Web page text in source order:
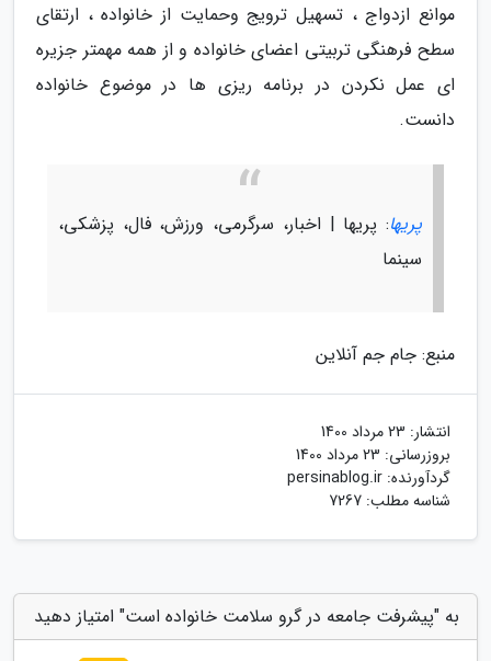
موانع ازدواج ، تسهیل ترویج وحمایت از خانواده ، ارتقای
سطح فرهنگی تربیتی اعضای خانواده و از همه مهمتر جزیره
ای عمل نکردن در برنامه ریزی ها در موضوع خانواده
دانست.
پریها: پریها | اخبار، سرگرمی، ورزش، فال، پزشکی،
سینما
منبع: جام جم آنلاین
انتشار: 23 مرداد 1400
بروزرسانی: 23 مرداد 1400
گردآورنده: persinablog.ir
شناسه مطلب: 7267
به "پیشرفت جامعه در گرو سلامت خانواده است" امتیاز دهید